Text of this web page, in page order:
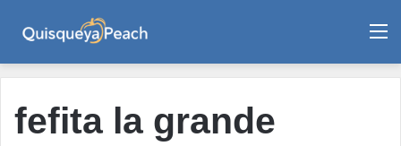
fefita la grande